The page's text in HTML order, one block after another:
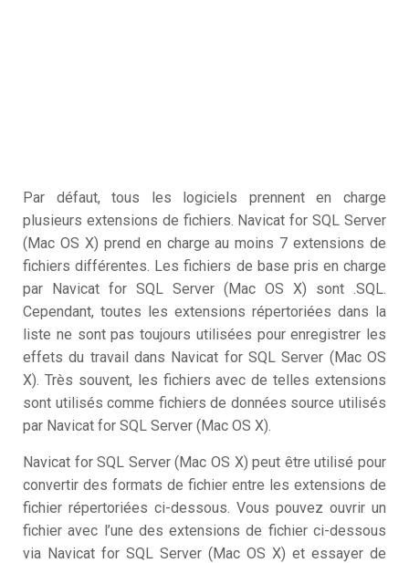
Par défaut, tous les logiciels prennent en charge
plusieurs extensions de fichiers. Navicat for SQL Server
(Mac OS X) prend en charge au moins 7 extensions de
fichiers différentes. Les fichiers de base pris en charge
par Navicat for SQL Server (Mac OS X) sont .SQL.
Cependant, toutes les extensions répertoriées dans la
liste ne sont pas toujours utilisées pour enregistrer les
effets du travail dans Navicat for SQL Server (Mac OS
X). Très souvent, les fichiers avec de telles extensions
sont utilisés comme fichiers de données source utilisés
par Navicat for SQL Server (Mac OS X).
Navicat for SQL Server (Mac OS X) peut être utilisé pour
convertir des formats de fichier entre les extensions de
fichier répertoriées ci-dessous. Vous pouvez ouvrir un
fichier avec l’une des extensions de fichier ci-dessous
via Navicat for SQL Server (Mac OS X) et essayer de